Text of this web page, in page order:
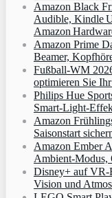
Amazon Black
Audible, Kindle
Amazon
Amazon Prime
Beamer,
Fußball-WM
optimieren Sie
Philips Hue
Amazon
Saisonstart
Amazon Ember
Ambient‑Modus,
Disney+ auf VR-
Vision und Atmos